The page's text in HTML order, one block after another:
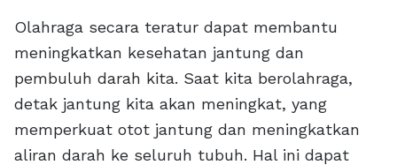
Olahraga secara teratur dapat membantu
meningkatkan kesehatan jantung dan
pembuluh darah kita. Saat kita berolahraga,
detak jantung kita akan meningkat, yang
memperkuat otot jantung dan meningkatkan
aliran darah ke seluruh tubuh. Hal ini dapat